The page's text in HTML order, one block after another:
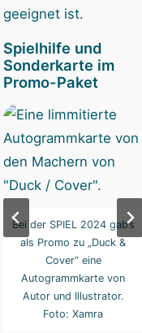
geeignet ist.
Spielhilfe und
Sonderkarte im
Promo-Paket
Bei der SPIEL 2024 gab’s
als Promo zu „Duck &
Cover“ eine
Autogrammkarte von
Autor und Illustrator.
Foto: Xamra